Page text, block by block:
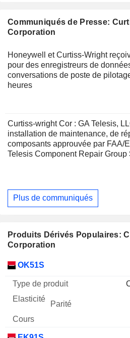
Communiqués de Presse:
Corporation
Honeywell et Curtiss-Wright
pour des enregistreurs de
conversations de poste de
heures
Curtiss-wright Cor : GA Telesis,
installation de maintenance, de
composants approuvée par FAA/
Telesis Component Repair
Plus de communiqués
Produits Dérivés Populaires:
Corporation
Mnemo Type produit
OK51S